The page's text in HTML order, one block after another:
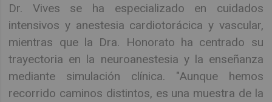
Dr. Vives se ha especializado en cuidados
intensivos y anestesia cardiotorácica y vascular,
mientras que la Dra. Honorato ha centrado su
trayectoria en la neuroanestesia y la enseñanza
mediante simulación clínica. "Aunque hemos
recorrido caminos distintos, es una muestra de la